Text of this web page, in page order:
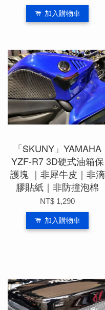
加入購物車
「SKUNY」YAMAHA
YZF-R7 3D硬式油箱保
護塊 ｜非犀牛皮｜非滴
膠貼紙｜非防撞泡棉
NT$ 1,290
加入購物車